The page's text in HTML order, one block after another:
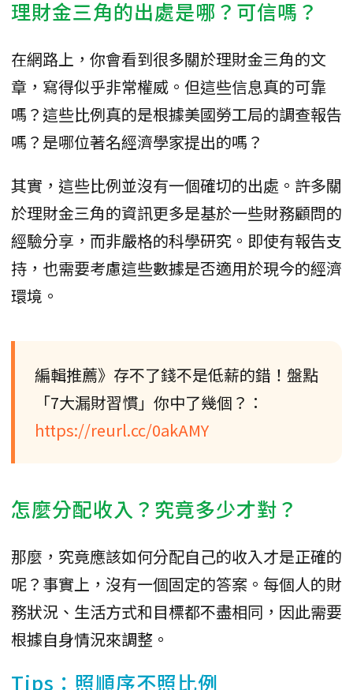
理財金三角的出處是哪？可信嗎？
在網路上，你會看到很多關於理財金三角的文
章，寫得似乎非常權威。但這些信息真的可靠
嗎？這些比例真的是根據美國勞工局的調查報告
嗎？是哪位著名經濟學家提出的嗎？
其實，這些比例並沒有一個確切的出處。許多關
於理財金三角的資訊更多是基於一些財務顧問的
經驗分享，而非嚴格的科學研究。即使有報告支
持，也需要考慮這些數據是否適用於現今的經濟
環境。
編輯推薦》存不了錢不是低薪的錯！盤點
「7大漏財習慣」你中了幾個？：
https://reurl.cc/0akAMY
怎麼分配收入？究竟多少才對？
那麼，究竟應該如何分配自己的收入才是正確的
呢？事實上，沒有一個固定的答案。每個人的財
務狀況、生活方式和目標都不盡相同，因此需要
根據自身情況來調整。
Tips：照順序不照比例